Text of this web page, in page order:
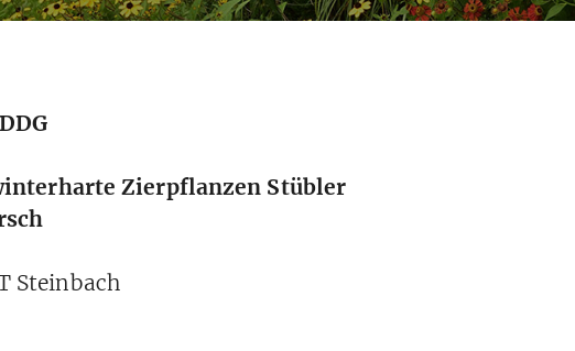
Zierpflanzen Stübler
Steinbach